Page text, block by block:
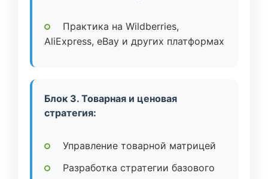
Практика на Wildberries,
AliExpress, eBay и других платформах
Блок 3. Товарная и ценовая
стратегия:
Управление товарной матрицей
Разработка стратегии базового